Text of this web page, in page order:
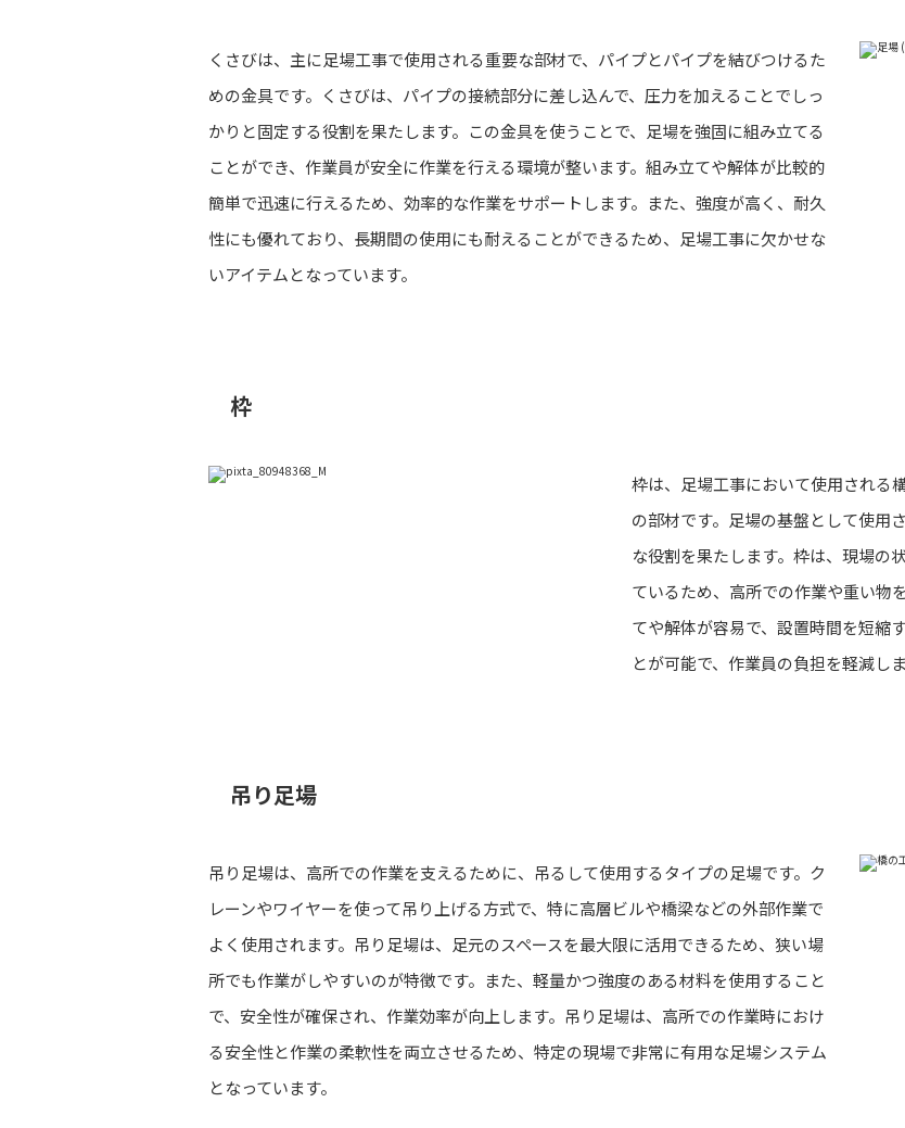
くさびは、主に足場工事で使用される重要な部材で、パイプとパイプを結びつけるた
めの金具です。くさびは、パイプの接続部分に差し込んで、圧力を加えることでしっ
かりと固定する役割を果たします。この金具を使うことで、足場を強固に組み立てる
ことができ、作業員が安全に作業を行える環境が整います。組み立てや解体が比較的
簡単で迅速に行えるため、効率的な作業をサポートします。また、強度が高く、耐久
性にも優れており、長期間の使用にも耐えることができるため、足場工事に欠かせな
いアイテムとなっています。
枠
枠は、足場工事において使用される
の部材です。足場の基盤として使用
な役割を果たします。枠は、現場の
ているため、高所での作業や重い物
てや解体が容易で、設置時間を短縮
とが可能で、作業員の負担を軽減しま
吊り足場
吊り足場は、高所での作業を支えるために、吊るして使用するタイプの足場です。ク
レーンやワイヤーを使って吊り上げる方式で、特に高層ビルや橋梁などの外部作業で
よく使用されます。吊り足場は、足元のスペースを最大限に活用できるため、狭い場
所でも作業がしやすいのが特徴です。また、軽量かつ強度のある材料を使用すること
で、安全性が確保され、作業効率が向上します。吊り足場は、高所での作業時におけ
る安全性と作業の柔軟性を両立させるため、特定の現場で非常に有用な足場システム
となっています。